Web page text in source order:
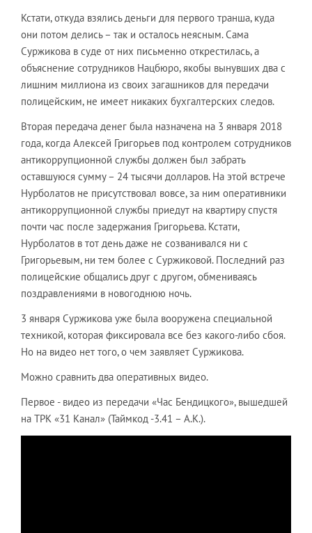
Кстати, откуда взялись деньги для первого транша, куда
они потом делись – так и осталось неясным. Сама
Суржикова в суде от них письменно открестилась, а
объяснение сотрудников Нацбюро, якобы вынувших два с
лишним миллиона из своих загашников для передачи
полицейским, не имеет никаких бухгалтерских следов.
Вторая передача денег была назначена на 3 января 2018
года, когда Алексей Григорьев под контролем сотрудников
антикоррупционной службы должен был забрать
оставшуюся сумму – 24 тысячи долларов. На этой встрече
Нурболатов не присутствовал вовсе, за ним оперативники
антикоррупционной службы приедут на квартиру спустя
почти час после задержания Григорьева. Кстати,
Нурболатов в тот день даже не созванивался ни с
Григорьевым, ни тем более с Суржиковой. Последний раз
полицейские общались друг с другом, обмениваясь
поздравлениями в новогоднюю ночь.
3 января Суржикова уже была вооружена специальной
техникой, которая фиксировала все без какого-либо сбоя.
Но на видео нет того, о чем заявляет Суржикова.
Можно сравнить два оперативных видео.
Первое - видео из передачи «Час Бендицкого», вышедшей
на ТРК «31 Канал» (Таймкод -3.41 – А.К.).